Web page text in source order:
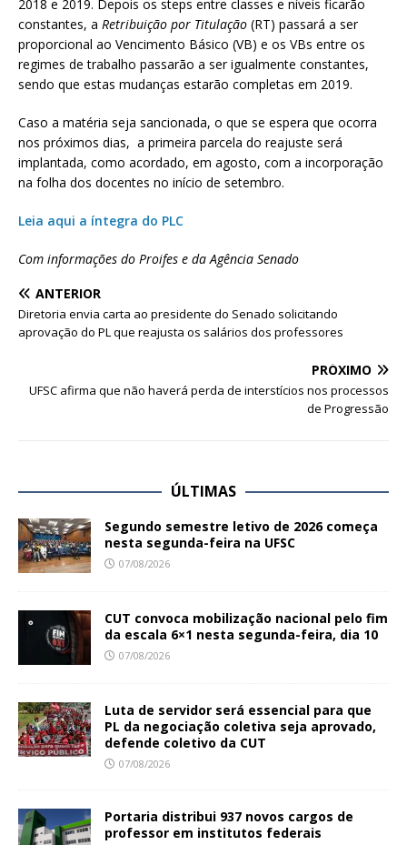
2018 e 2019. Depois os steps entre classes e níveis ficarão
constantes, a Retribuição por Titulação (RT) passará a ser
proporcional ao Vencimento Básico (VB) e os VBs entre os
regimes de trabalho passarão a ser igualmente constantes,
sendo que estas mudanças estarão completas em 2019.
Caso a matéria seja sancionada, o que se espera que ocorra
nos próximos dias, a primeira parcela do reajuste será
implantada, como acordado, em agosto, com a incorporação
na folha dos docentes no início de setembro.
Leia aqui a íntegra do PLC
Com informações do Proifes e da Agência Senado
ANTERIOR
Diretoria envia carta ao presidente do Senado solicitando
aprovação do PL que reajusta os salários dos professores
PRÓXIMO
UFSC afirma que não haverá perda de interstícios nos processos
de Progressão
ÚLTIMAS
Segundo semestre letivo de 2026 começa
nesta segunda-feira na UFSC
07/08/2026
CUT convoca mobilização nacional pelo fim
da escala 6×1 nesta segunda-feira, dia 10
07/08/2026
Luta de servidor será essencial para que
PL da negociação coletiva seja aprovado,
defende coletivo da CUT
07/08/2026
Portaria distribui 937 novos cargos de
professor em institutos federais